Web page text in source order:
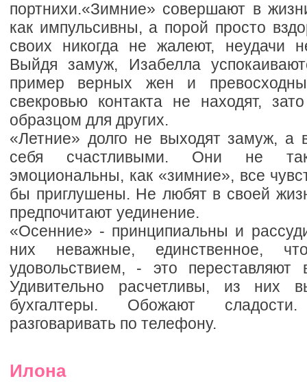
портнихи.«Зимние» совершают в
как импульсивны, а порой просто
своих никогда не жалеют, неудачи
Выйдя замуж, Изабелла
пример верных жен и
свекровью контакта не находят,
образцом для других.
«Летние» долго не выходят замуж, а
себя счастливыми. Они не
эмоциональны, как «зимние», все
бы приглушены. Не любят в своей
предпочитают уединение.
«Осенние» - принципиальны и
них неважные, единственное,
удовольствием, - это переставляют
Удивительно расчетливы, из них
бухгалтеры. Обожают
разговаривать по телефону.
Илона